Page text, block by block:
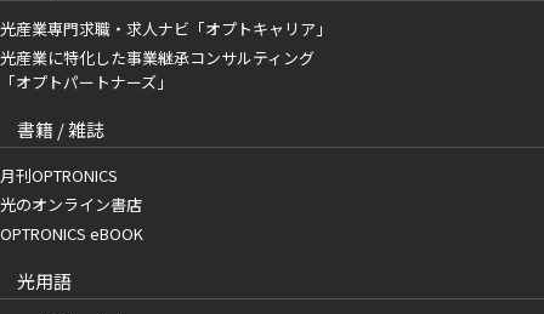
光産業専門求職・求人ナビ「オプトキャリア」
光産業に特化した事業継承コンサルティング
「オプトパートナーズ」
書籍 / 雑誌
月刊OPTRONICS
光のオンライン書店
OPTRONICS eBOOK
光用語